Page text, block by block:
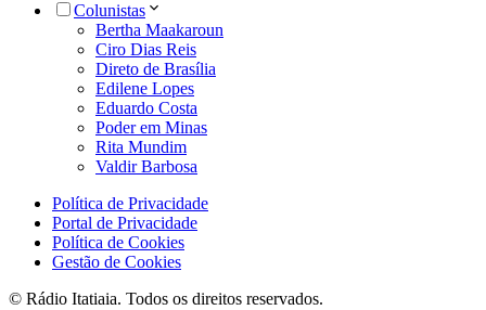
Colunistas
Bertha Maakaroun
Ciro Dias Reis
Direto de Brasília
Edilene Lopes
Eduardo Costa
Poder em Minas
Rita Mundim
Valdir Barbosa
Política de Privacidade
Portal de Privacidade
Política de Cookies
Gestão de Cookies
© Rádio Itatiaia. Todos os direitos reservados.